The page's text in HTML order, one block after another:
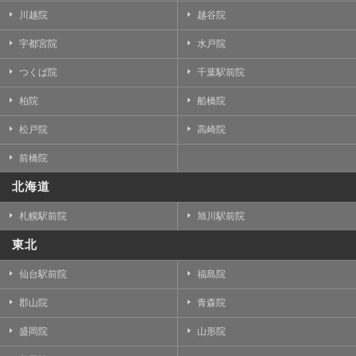
川越院 越谷院
宇都宮院 水戸院
つくば院 千葉駅前院
柏院 船橋院
松戸院 高崎院
前橋院
北海道
札幌駅前院 旭川駅前院
東北
仙台駅前院 福島院
郡山院 青森院
盛岡院 山形院